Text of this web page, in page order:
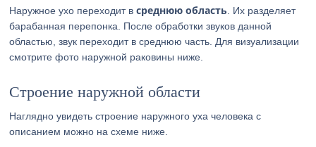
Наружное ухо переходит всреднюю область . Их разделяет
барабанная перепонка. После обработки звуков данной
областью, звук переходит в среднюю часть. Для визуализации
смотрите фото наружной раковины ниже.
Строение наружной области
Наглядно увидеть строение наружного уха человека с
описанием можно на схеме ниже.